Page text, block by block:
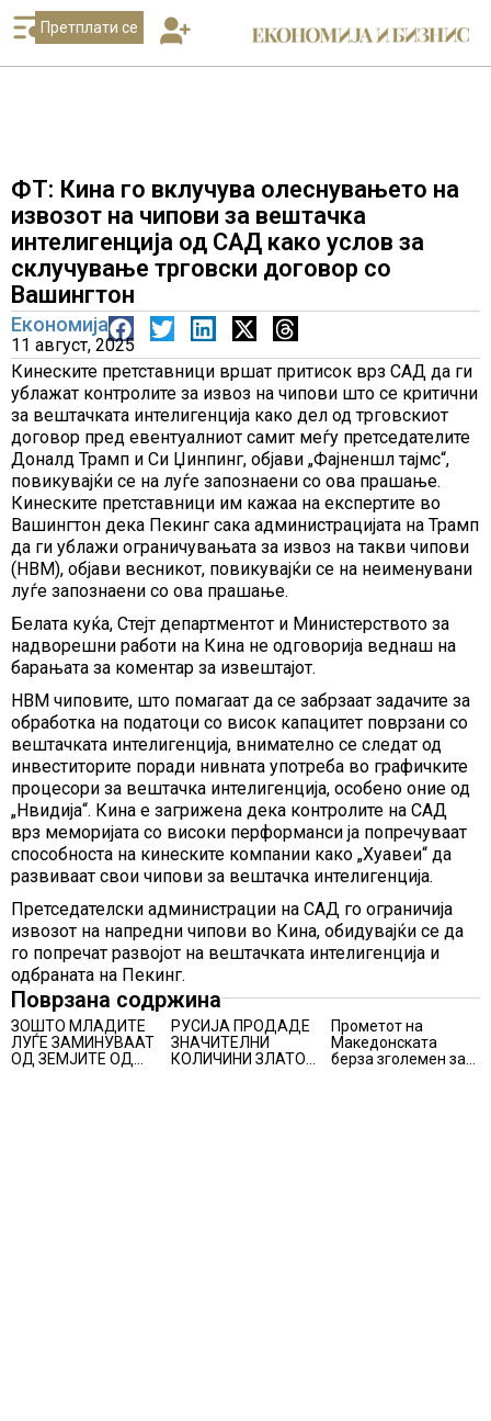
Претплати се
ФТ: Кина го вклучува олеснувањето на
извозот на чипови за вештачка
интелигенција од САД како услов за
склучување трговски договор со
Вашингтон
Економија
11 август, 2025
Кинеските претставници вршат притисок врз САД да ги
ублажат контролите за извоз на чипови што се критични
за вештачката интелигенција како дел од трговскиот
договор пред евентуалниот самит меѓу претседателите
Доналд Трамп и Си Џинпинг, објави „Фајненшл тајмс“,
повикувајќи се на луѓе запознаени со ова прашање.
Кинеските претставници им кажаа на експертите во
Вашингтон дека Пекинг сака администрацијата на Трамп
да ги ублажи ограничувањата за извоз на такви чипови
(HBM), објави весникот, повикувајќи се на неименувани
луѓе запознаени со ова прашање.
Белата куќа, Стејт департментот и Министерството за
надворешни работи на Кина не одговорија веднаш на
барањата за коментар за извештајот.
HBM чиповите, што помагаат да се забрзаат задачите за
обработка на податоци со висок капацитет поврзани со
вештачката интелигенција, внимателно се следат од
инвеститорите поради нивната употреба во графичките
процесори за вештачка интелигенција, особено оние од
„Нвидија“. Кина е загрижена дека контролите на САД
врз меморијата со високи перформанси ја попречуваат
способноста на кинеските компании како „Хуавеи“ да
развиваат свои чипови за вештачка интелигенција.
Претседателски администрации на САД го ограничија
извозот на напредни чипови во Кина, обидувајќи се да
го попречат развојот на вештачката интелигенција и
одбраната на Пекинг.
Поврзана содржина
ЗОШТО МЛАДИТЕ
ЛУЃЕ ЗАМИНУВААТ
ОД ЗЕМЈИТЕ ОД
РУСИЈА ПРОДАДЕ
ЗНАЧИТЕЛНИ
КОЛИЧИНИ ЗЛАТО
Прометот на
Македонската
берза зголемен за